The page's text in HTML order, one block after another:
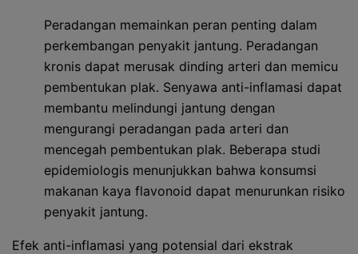
Peradangan memainkan peran penting dalam
perkembangan penyakit jantung. Peradangan
kronis dapat merusak dinding arteri dan memicu
pembentukan plak. Senyawa anti-inflamasi dapat
membantu melindungi jantung dengan
mengurangi peradangan pada arteri dan
mencegah pembentukan plak. Beberapa studi
epidemiologis menunjukkan bahwa konsumsi
makanan kaya flavonoid dapat menurunkan risiko
penyakit jantung.
Efek anti-inflamasi yang potensial dari ekstrak